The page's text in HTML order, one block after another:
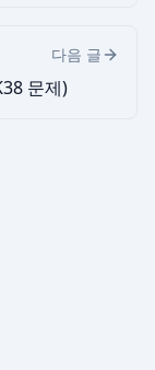
다음 글
문제)